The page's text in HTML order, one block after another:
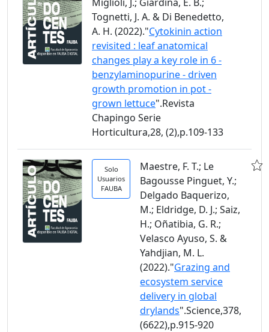
Tognetti, J. A. & Di Benedetto,
A. H. (2022)."Cytokinin action
revisited : leaf anatomical
changes play a key role in 6 -
benzylaminopurine - driven
growth promotion in pot -
grown lettuce".Revista
Chapingo Serie
Horticultura,28, (2),p.109-133
Solo
Usuarios
FAUBA
Maestre, F. T.; Le
Bagousse Pinguet, Y.;
Delgado Baquerizo,
M.; Eldridge, D. J.; Saiz,
H.; Oñatibia, G. R.;
Velasco Ayuso, S. &
Yahdjian, M. L.
(2022)."Grazing and
ecosystem service
delivery in global
drylands".Science,378,
(6622),p.915-920